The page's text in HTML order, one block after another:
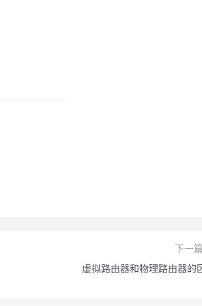
下一
虚拟路由器和物理路由器的